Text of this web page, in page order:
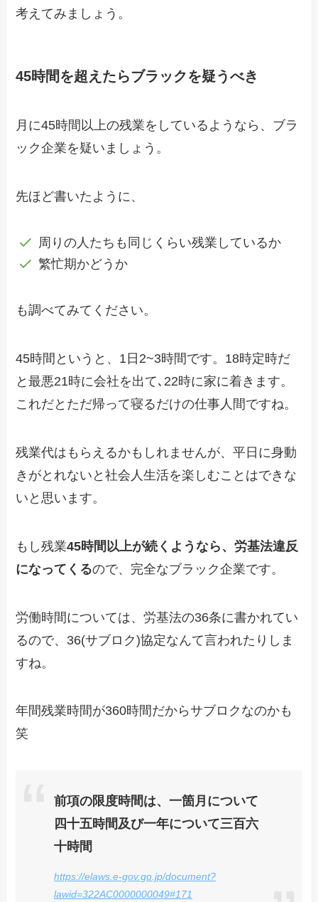
考えてみましょう。
45時間を超えたらブラックを疑うべき
月に45時間以上の残業をしているようなら、ブラ
ック企業を疑いましょう。
先ほど書いたように、
周りの人たちも同じくらい残業しているか
繁忙期かどうか
も調べてみてください。
45時間というと、1日2~3時間です。18時定時だ
と最悪21時に会社を出て､22時に家に着きます。
これだとただ帰って寝るだけの仕事人間ですね。
残業代はもらえるかもしれませんが、平日に身動
きがとれないと社会人生活を楽しむことはできな
いと思います。
もし残業45時間以上が続くようなら、労基法違反
になってくるので、完全なブラック企業です。
労働時間については、労基法の36条に書かれてい
るので、36(サブロク)協定なんて言われたりしま
すね。
年間残業時間が360時間だからサブロクなのかも
笑
前項の限度時間は、一箇月について
四十五時間及び一年について三百六
十時間
https://elaws.e-gov.go.jp/document?
lawid=322AC0000000049#171